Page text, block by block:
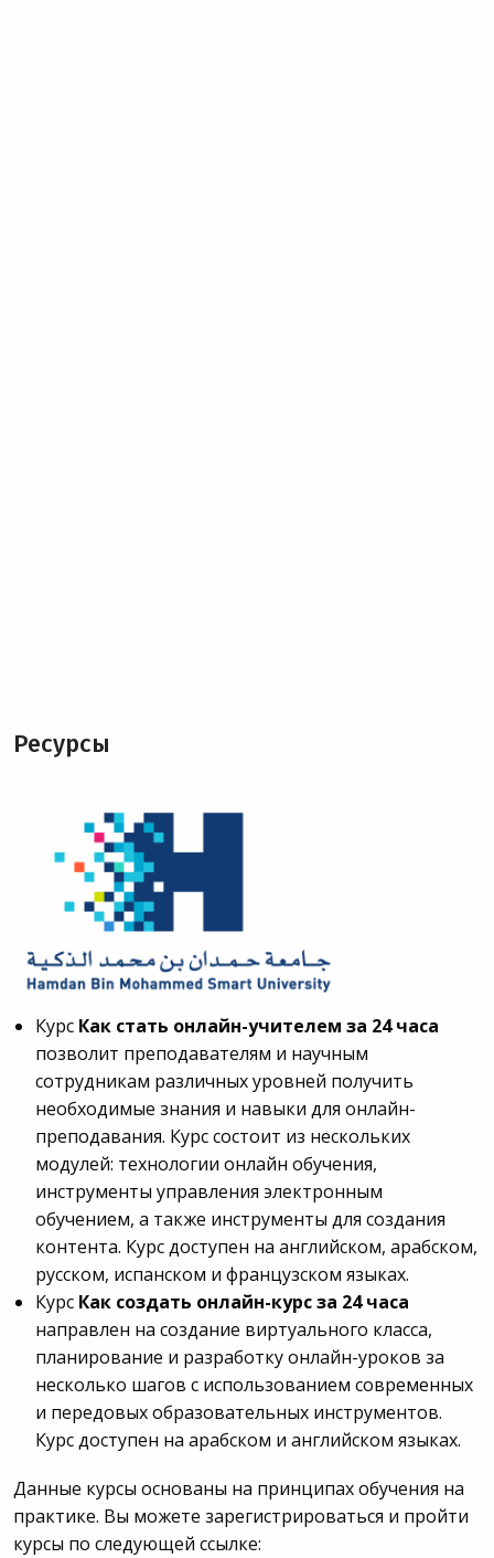
Ресурсы
Курс Как стать онлайн-учителем за 24 часа
позволит преподавателям и научным
сотрудникам различных уровней получить
необходимые знания и навыки для онлайн-
преподавания. Курс состоит из нескольких
модулей: технологии онлайн обучения,
инструменты управления электронным
обучением, а также инструменты для создания
контента. Курс доступен на английском, арабском,
русском, испанском и французском языках.
Курс Как создать онлайн-курс за 24 часа
направлен на создание виртуального класса,
планирование и разработку онлайн-уроков за
несколько шагов с использованием современных
и передовых образовательных инструментов.
Курс доступен на арабском и английском языках.
Данные курсы основаны на принципах обучения на
практике. Вы можете зарегистрироваться и пройти
курсы по следующей ссылке: